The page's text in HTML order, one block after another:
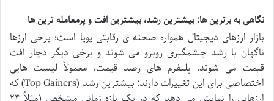
نگاهی به برترین ها: بیشترین رشد، بیشترین افت و پرمعامله ترین ها
بازار ارزهای دیجیتال همواره صحنه ی رقابتی پویا است؛ برخی ارزها
ناگهان با رشد چشمگیری روبرو می شوند و برخی دیگر دچار افت
قیمت می شوند. پلتفرم های رصد قیمت، معمولاً لیست هایی
اختصاصی برای این تغییرات دارند: بیشترین رشد (Top Gainers) که